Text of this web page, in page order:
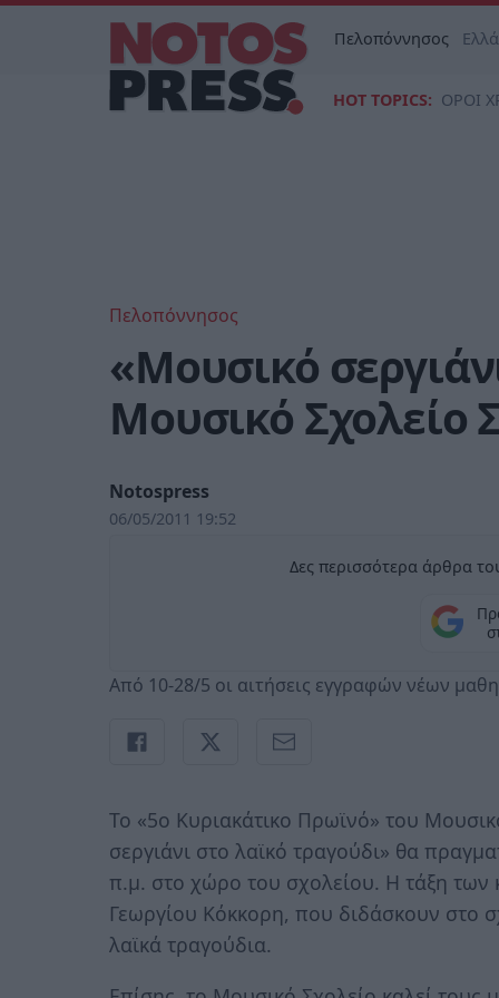
Πελοπόννησος
HOT TOPICS: ΟΡΟΙ
Πελοπόννησος
«Μουσικό
Μουσικό Σχολείο
Notospress
06/05/2011 19:52
Δες περισσότερα άρθρα
Από 10-28/5 οι αιτήσεις εγγραφών νέων
Το «5ο Κυριακάτικο Πρωϊνό» του
σεργιάνι στο λαϊκό τραγούδι» θα
π.μ. στο χώρο του σχολείου. Η τάξη
Γεωργίου Κόκκορη, που διδάσκουν στο
λαϊκά τραγούδια.